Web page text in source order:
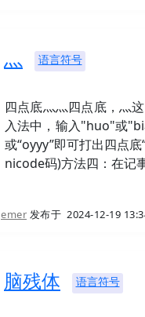
灬 语言符号
四点底灬灬四点底，灬
入法中，输入"huo"或
或“oyyy”即可打出四点
nicode码)方法四：在记
emer 发布于 2024-12-19
脑残体 语言符号